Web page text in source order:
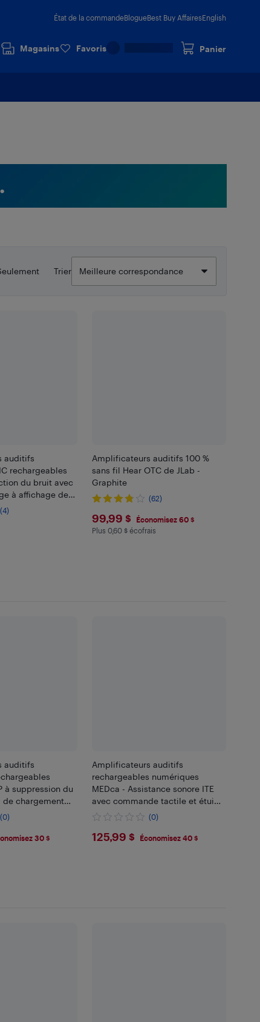
État de la commandeBlogueBest Buy AffairesEnglish
Magasins Favoris Panier
Trier
auditifs
rechargeables
du bruit avec
à affichage de
(4)
Amplificateurs auditifs 100 %
sans fil Hear OTC de JLab -
Graphite
(62)
$99.99
99,99 $ Économisez 60 $
Plus 0.6 $ en écofrais
Plus 0,60 $ écofrais
auditifs
à suppression du
de chargement
(0)
30 $
Amplificateurs auditifs
rechargeables numériques
MEDca - Assistance sonore ITE
avec commande tactile et étui
de chargement DEL (paire beige)
(0)
$125.99
125,99 $ Économisez 40 $